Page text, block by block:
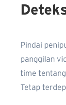
Pindai
panggilan
time
Tetap